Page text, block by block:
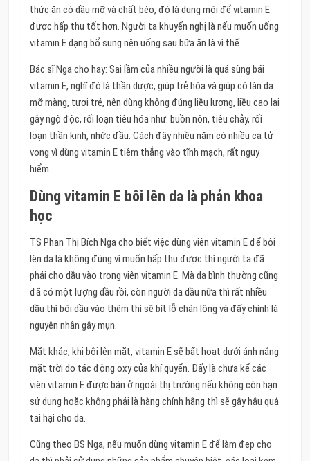
thức ăn có dầu mỡ và chất béo, đó là dung môi để vitamin E
được hấp thu tốt hơn. Người ta khuyến nghị là nếu muốn uống
vitamin E dạng bổ sung nên uống sau bữa ăn là vì thế.
Bác sĩ Nga cho hay: Sai lầm của nhiều người là quá sùng bái
vitamin E, nghĩ đó là thần dược, giúp trẻ hóa và giúp có làn da
mỡ màng, tươi trẻ, nên dùng không đúng liều lượng, liều cao lại
gây ngộ độc, rối loạn tiêu hóa như: buồn nôn, tiêu chảy, rối
loạn thần kinh, nhức đầu. Cách đây nhiều năm có nhiều ca tử
vong vì dùng vitamin E tiêm thẳng vào tĩnh mạch, rất nguy
hiểm.
Dùng vitamin E bôi lên da là phản khoa
học
TS Phan Thị Bích Nga cho biết việc dùng viên vitamin E để bôi
lên da là không đúng vì muốn hấp thu được thì người ta đã
phải cho dầu vào trong viên vitamin E. Mà da bình thường cũng
đã có một lượng dầu rồi, còn người da dầu nữa thì rất nhiều
dầu thì bôi dầu vào thêm thì sẽ bít lỗ chân lông và đấy chính là
nguyên nhân gây mụn.
Mặt khác, khi bôi lên mặt, vitamin E sẽ bất hoạt dưới ánh nắng
mặt trời do tác động oxy của khí quyển. Đấy là chưa kể các
viên vitamin E được bán ở ngoài thị trường nếu không còn hạn
sử dụng hoặc không phải là hàng chính hãng thì sẽ gây hậu quả
tai hại cho da.
Cũng theo BS Nga, nếu muốn dùng vitamin E để làm đẹp cho